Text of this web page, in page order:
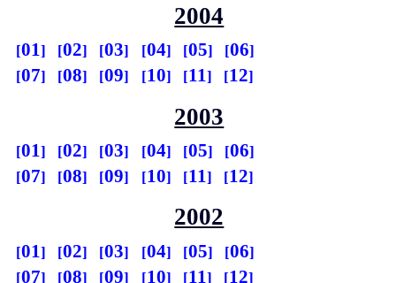
2004
01 02 03 04 05
06
07
08 09 10 11 12
2003
01 02 03 04 05
06
07
08 09 10 11 12
2002
01 02 03 04 05
06
07
08 09 10 11 12